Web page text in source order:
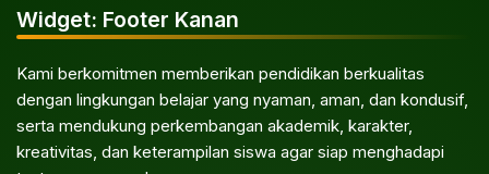
Widget: Footer Kanan
Kami berkomitmen memberikan pendidikan berkualitas
dengan lingkungan belajar yang nyaman, aman, dan kondusif,
serta mendukung perkembangan akademik, karakter,
kreativitas, dan keterampilan siswa agar siap menghadapi